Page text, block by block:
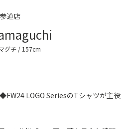
道店
グチ/ 157cm
LOGO SeriesのTシャツが主役